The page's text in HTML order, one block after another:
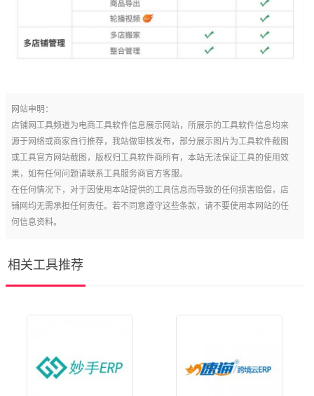
网站申明：
店铺网工具频道为电商工具软件信息展示网站，所展示的工具软件信息均来
源于网络或商家自行推荐，我站做审核发布，部分展示图片为工具软件截图
或工具官方网站截图，版权归工具软件商所有，本站无法保证工具的使用效
果，如有任何问题请联系工具服务商官方客服。
在任何情况下，对于因使用本站提供的工具信息而导致的任何损害赔偿，店
铺网均无需承担任何责任。若不同意遵守这些条款，请不要使用本网站的任
何信息资料。
相关工具推荐